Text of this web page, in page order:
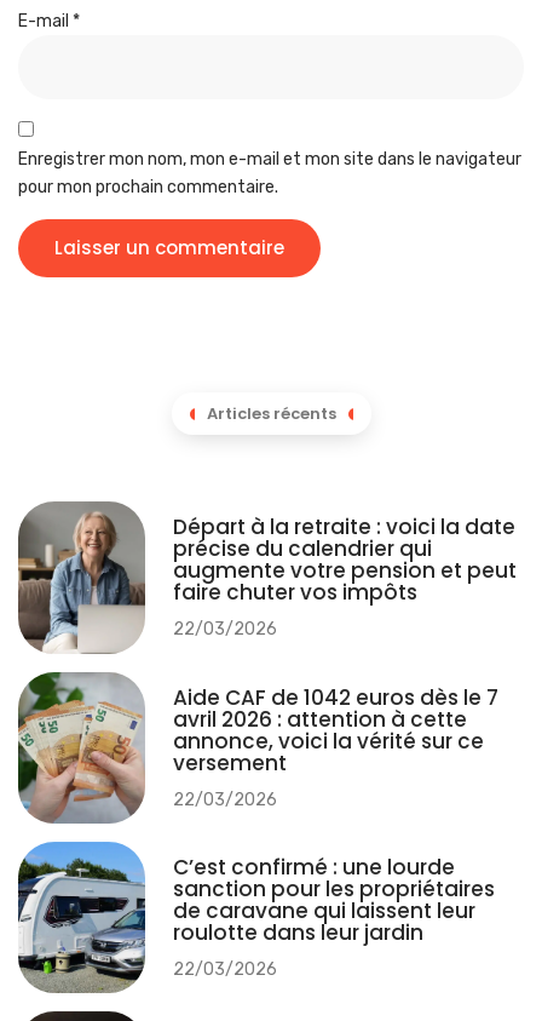
E-mail *
Enregistrer mon nom, mon e-mail et mon site dans le navigateur
pour mon prochain commentaire.
Articles récents
Départ à la retraite : voici la date
précise du calendrier qui
augmente votre pension et peut
faire chuter vos impôts
22/03/2026
Aide CAF de 1042 euros dès le 7
avril 2026 : attention à cette
annonce, voici la vérité sur ce
versement
22/03/2026
C’est confirmé : une lourde
sanction pour les propriétaires
de caravane qui laissent leur
roulotte dans leur jardin
22/03/2026